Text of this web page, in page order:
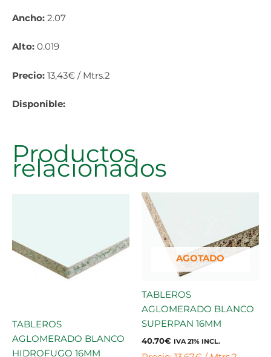
Ancho: 2.07
Alto: 0.019
Precio: 13,43€ / Mtrs.2
Disponible:
Productos
relacionados
TABLEROS
AGLOMERADO BLANCO
HIDROFUGO 16MM
AGOTADO
TABLEROS
AGLOMERADO BLANCO
SUPERPAN 16MM
40.70€ IVA 21% INCL.